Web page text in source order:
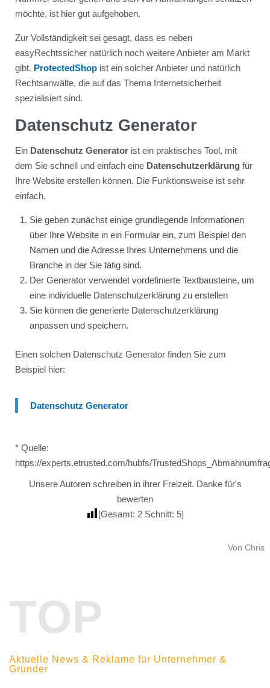
möchte, ist hier gut aufgehoben.
Zur Vollständigkeit sei gesagt, dass es neben
easyRechtssicher natürlich noch weitere Anbieter am Markt
gibt. ProtectedShopist ein solcher Anbieter und natürlich
Rechtsanwälte, die auf das Thema Internetsicherheit
spezialisiert sind.
Datenschutz Generator
Ein Datenschutz Generatorist ein praktisches Tool, mit
dem Sie schnell und einfach eine Datenschutzerklärungfür
Ihre Website erstellen können. Die Funktionsweise ist sehr
einfach.
Sie geben zunächst einige grundlegende Informationen
über Ihre Website in ein Formular ein, zum Beispiel den
Namen und die Adresse Ihres Unternehmens und die
Branche in der Sie tätig sind.
Der Generator verwendet vordefinierte Textbausteine, um
eine individuelle Datenschutzerklärung zu erstellen
Sie können die generierte Datenschutzerklärung
anpassen und speichern.
Einen solchen Datenschutz Generator finden Sie zum
Beispiel hier:
Datenschutz Generator
* Quelle:
https://experts.etrusted.com/hubfs/
Unsere Autoren schreiben in ihrer Freizeit. Danke für's
bewerten
[Gesamt: 2 Schnitt: 5]
Von Chris
TOP
Aktuelle News & Reklame für Unternehmer &
Gründer